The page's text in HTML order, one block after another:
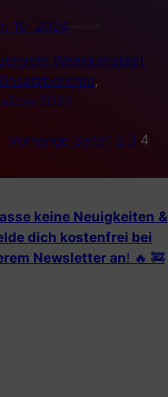
10, 2024
Wenigumstadt
2024
Vorherige Seite1 2 3 4
keine Neuigkeiten &
dich kostenfrei bei
Newsletter an! 🔥 🚒